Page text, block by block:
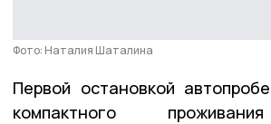
Фото: Наталия Шаталина
Первой остановкой
компактного